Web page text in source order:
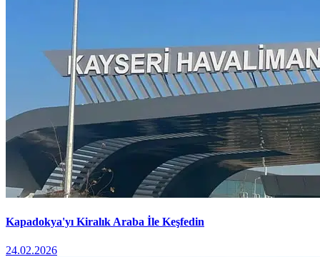
Kapadokya'yı Kiralık Araba İle Keşfedin
24.02.2026